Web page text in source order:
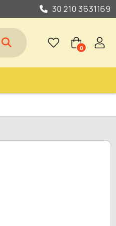
30 210 3631169
0